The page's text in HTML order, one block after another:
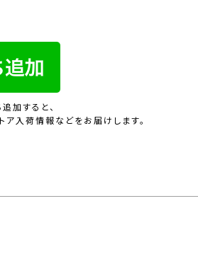
加すると、
ア入荷情報などをお届けします。